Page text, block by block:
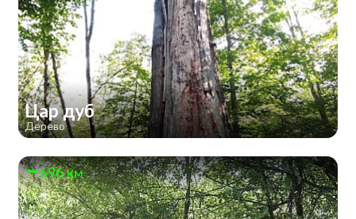
Цар дуб
Дерево
696 км